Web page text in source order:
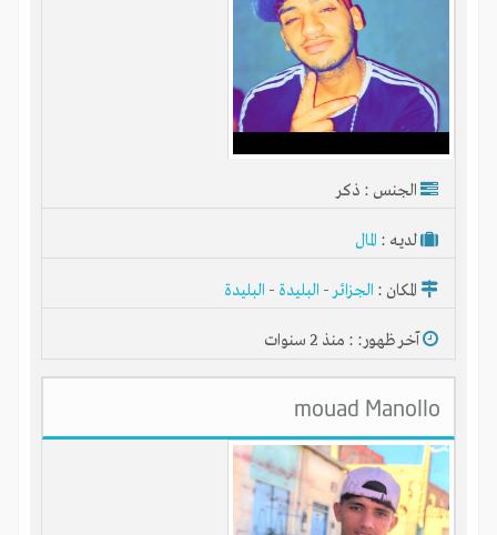
الجنس : ذكر
لديـه : المال
المكان : الجزائر- البليدة - البليدة
آخر ظهور: : منذ 2 سنوات
mouad Manollo‬‏